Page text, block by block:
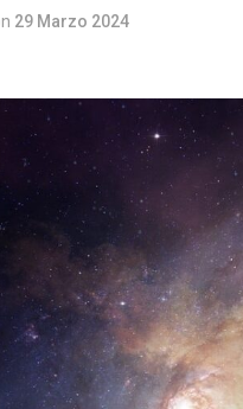
29 Marzo 2024